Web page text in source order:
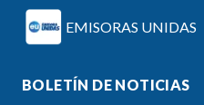
EMISORAS UNIDAS
BOLETÍN DE NOTICIAS